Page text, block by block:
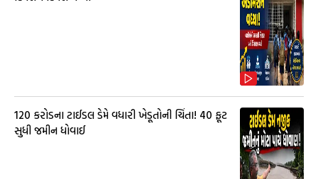
₹120 કરોડના ટાઈડલ ડેમે વધારી ખેડૂતોની ચિંતા! 40 ફૂટ
સુધી જમીન ધોવાઈ